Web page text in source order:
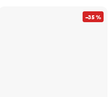
–35 %